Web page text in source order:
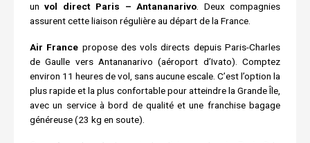
unvol direct Paris – Antananarivo . Deux compagnies
assurent cette liaison régulière au départ de la France.
Air France propose des vols directs depuis Paris-Charles
de Gaulle vers Antananarivo (aéroport d’Ivato). Comptez
environ 11 heures de vol, sans aucune escale. C’est l’option la
plus rapide et la plus confortable pour atteindre la Grande Île,
avec un service à bord de qualité et une franchise bagage
généreuse (23 kg en soute).